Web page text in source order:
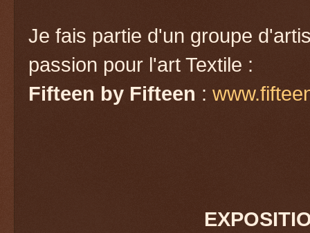
Je fais partie d'un groupe
passion pour l'art Textile :
Fifteen by Fifteen :